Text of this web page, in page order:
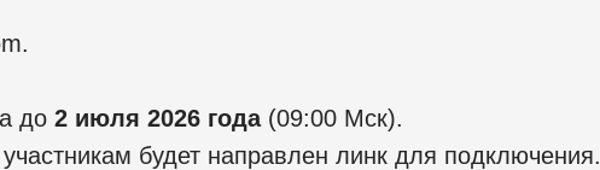
до 2 июля 2026 года(09:00 Мск).
будет направлен линк для подключения.